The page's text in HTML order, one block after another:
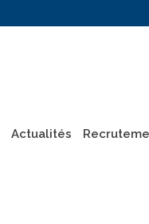
Actualités